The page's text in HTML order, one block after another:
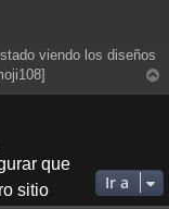
que
sitio
viendo los diseños
r
Ir a